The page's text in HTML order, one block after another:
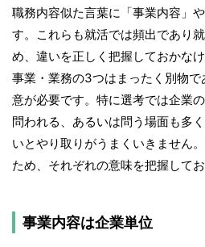
職務内容似た言葉に「事業内容」
す。これらも就活では頻出であり
め、違いを正しく把握しておかな
事業・業務の3つはまったく別物
意が必要です。特に選考では企業
問われる、あるいは問う場面も多
いとやり取りがうまくいきません
ため、それぞれの意味を把握してお
事業内容は企業単位